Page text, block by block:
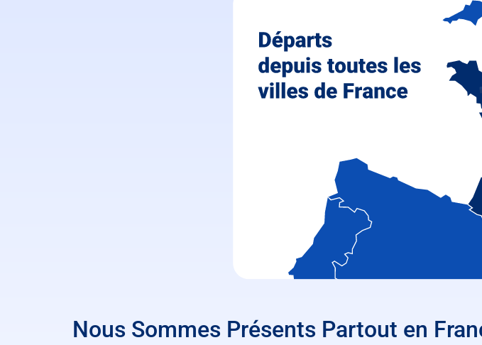
Nous Sommes Présents Partout en